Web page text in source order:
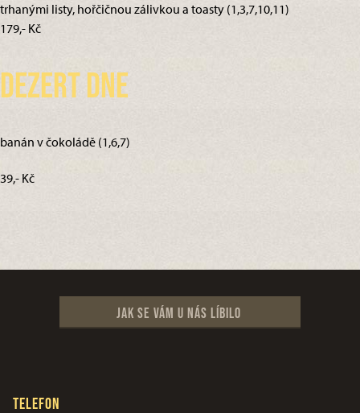
trhanými listy, hořčičnou zálivkou a toasty (1,3,7,10,11)
179,- Kč
Dezert dne
banán v čokoládě (1,6,7)
39,- Kč
Jak se vám u nás líbilo
Telefon